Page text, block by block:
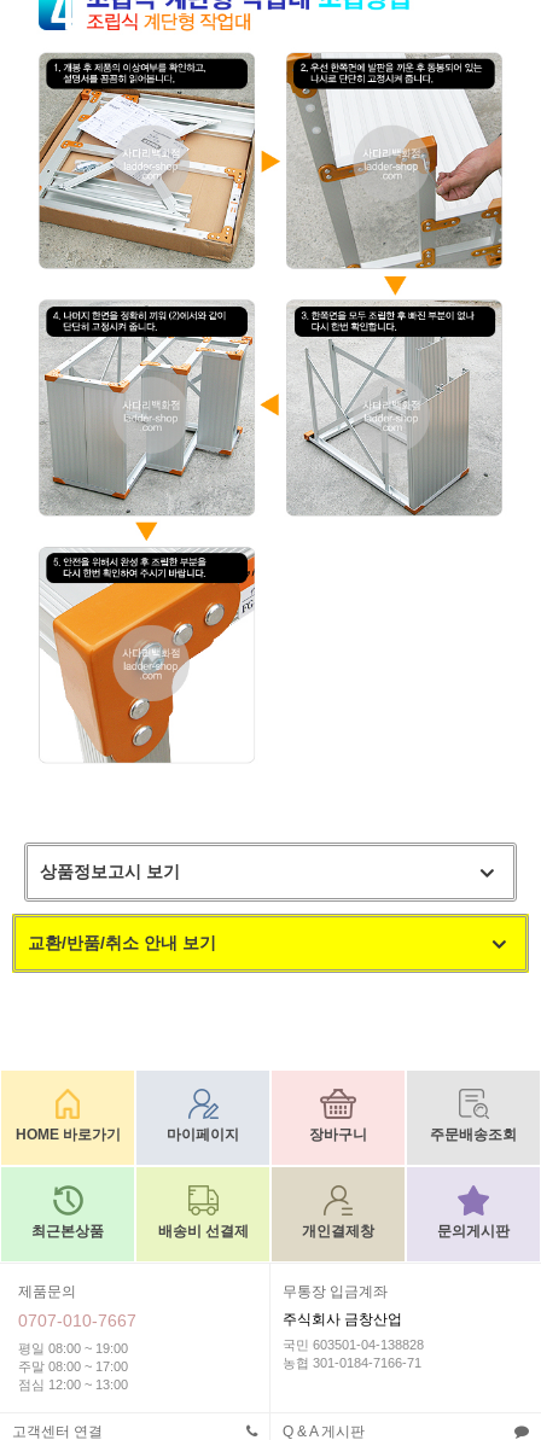
상품정보고시 보기
교환/반품/취소 안내 보기
HOME 바로가기 마이페이지 장바구니 주문배송조회
최근본상품 배송비 선결제 개인결제창 문의게시판
제품문의
0707-010-7667
평일 08:00 ~ 19:00
주말 08:00 ~ 17:00
점심 12:00 ~ 13:00
무통장 입금계좌
주식회사 금창산업
국민 603501-04-138828
농협 301-0184-7166-71
고객센터 연결 Q & A 게시판